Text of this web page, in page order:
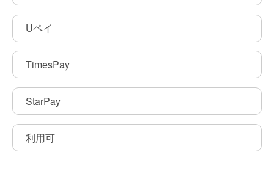
Uペイ
TimesPay
StarPay
利用可